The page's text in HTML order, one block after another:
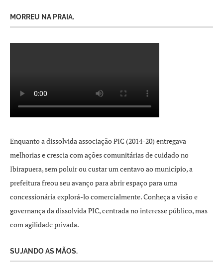
MORREU NA PRAIA.
Enquanto a dissolvida associação PIC (2014-20) entregava
melhorias e crescia com ações comunitárias de cuidado no
Ibirapuera, sem poluir ou custar um centavo ao município, a
prefeitura freou seu avanço para abrir espaço para uma
concessionária explorá-lo comercialmente. Conheça a visão e
governança da dissolvida PIC, centrada no interesse público, mas
com agilidade privada.
SUJANDO AS MÃOS.